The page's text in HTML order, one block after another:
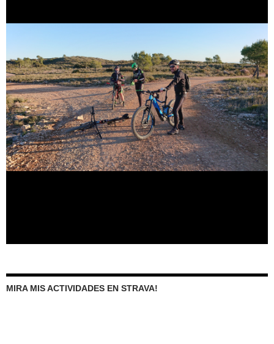
MIRA MIS ACTIVIDADES EN STRAVA!